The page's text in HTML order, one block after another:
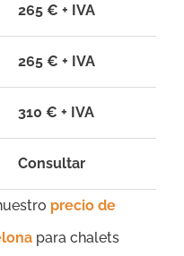
265 € + IVA
265 € + IVA
310 € + IVA
Consultar
precio de
para chalets